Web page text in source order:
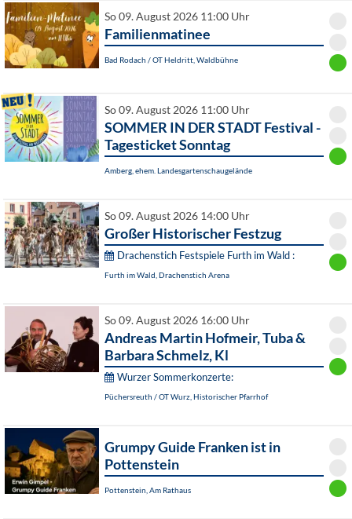
So 09. August 2026 11:00 Uhr
Familienmatinee
Bad Rodach / OT Heldritt, Waldbühne
So 09. August 2026 11:00 Uhr
SOMMER IN DER STADT Festival -
Tagesticket Sonntag
Amberg, ehem. Landesgartenschaugelände
So 09. August 2026 14:00 Uhr
Großer Historischer Festzug
Drachenstich Festspiele Furth im Wald :
Furth im Wald, Drachenstich Arena
So 09. August 2026 16:00 Uhr
Andreas Martin Hofmeir, Tuba &
Barbara Schmelz, Kl
Wurzer Sommerkonzerte:
Püchersreuth / OT Wurz, Historischer Pfarrhof
Grumpy Guide Franken ist in
Pottenstein
Pottenstein, Am Rathaus